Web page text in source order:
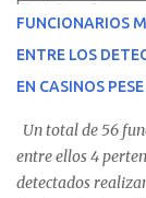
recibir atención
conoció la
Villarrica— se
evolución
FUNCIONARIOS
ENTRE LOS
EN CASINOS
Un total de 56
entre ellos 4
detectados